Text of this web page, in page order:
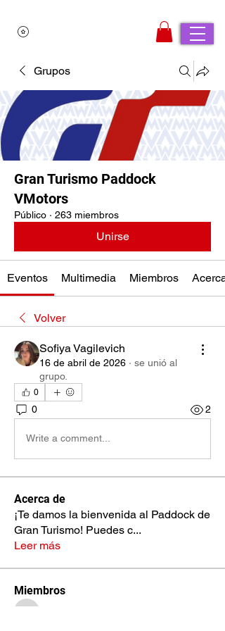
Grupos
Gran Turismo Paddock
VMotors
Público · 263 miembros
Unirse
Eventos Multimedia Miembros Acerca
Volver
Sofiya Vagilevich
16 de abril de 2026 · se unió al
grupo.
0
0 2
Write a comment...
Acerca de
¡Te damos la bienvenida al Paddock de
Gran Turismo! Puedes c...
Leer más
Miembros